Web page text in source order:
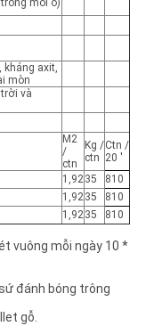
mỗi ô)
kháng axit,
mòn
và
M2
/
ctn
Kg /
ctn
Ctn /
20 '
1,9235
810
1,9235
810
1,9235 810
vuông mỗi ngày 10 *
đánh bóng trông
gỗ.